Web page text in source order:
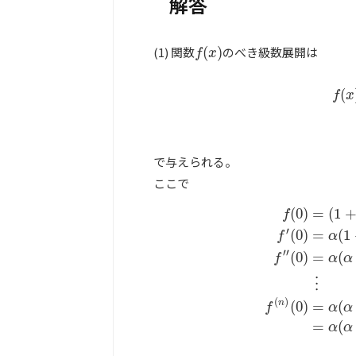
(1) 関数f(x)
f(x) のべき級数展開は
f(x
f(x
で与えられる。
ここで
f(0)
f′(0)
f′′(0)
f (n) (0)
= (1 +
= α(1
= α(α
⋮
= α(α
= α(α
0 1 + ′